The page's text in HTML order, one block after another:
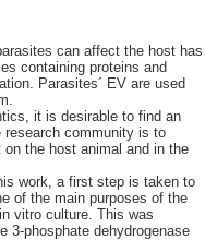
can affect the host has
containing proteins and
Parasites´ EV are used
it is desirable to find an
research community is to
the host animal and in the
work, a first step is taken to
of the main purposes of the
vitro culture. This was
3-phosphate dehydrogenase